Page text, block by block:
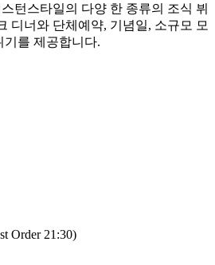
턴스타일의 다양 한 종류의 조식 뷔
디너와 단체예약, 기념일, 소규모 모
를 제공합니다.
Order 21:30)